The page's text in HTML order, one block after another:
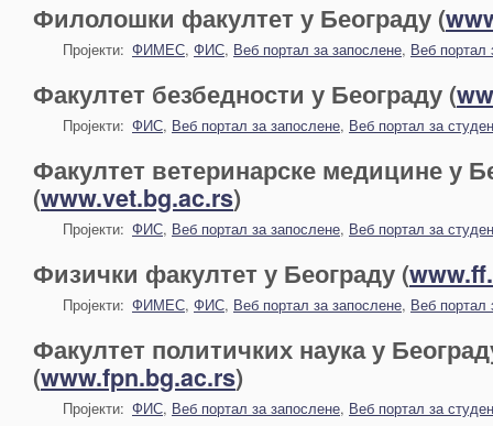
Филолошки факултет у Београду (
Пројекти: ФИМЕС, ФИС, Веб портал за запослене, Веб портал
Факултет безбедности у Београду (
Пројекти: ФИС, Веб портал за запослене, Веб портал за
Факултет ветеринарске медицине у
(www.vet.bg.ac.rs)
Пројекти: ФИС, Веб портал за запослене, Веб портал за
Физички факултет у Београду (
Пројекти: ФИМЕС, ФИС, Веб портал за запослене, Веб портал
Факултет политичких наука у
(www.fpn.bg.ac.rs)
Пројекти: ФИС, Веб портал за запослене, Веб портал за